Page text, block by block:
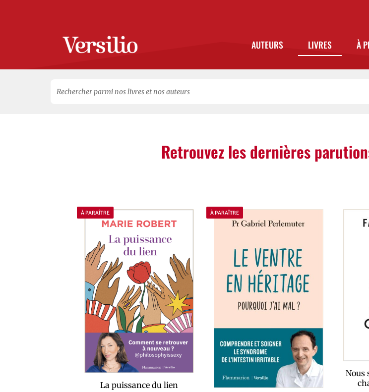
AUTEURS LIVRES À
for:
Retrouvez les dernières
La puissance du lien
À PARAÎTRE À PARAÎTRE
Nous